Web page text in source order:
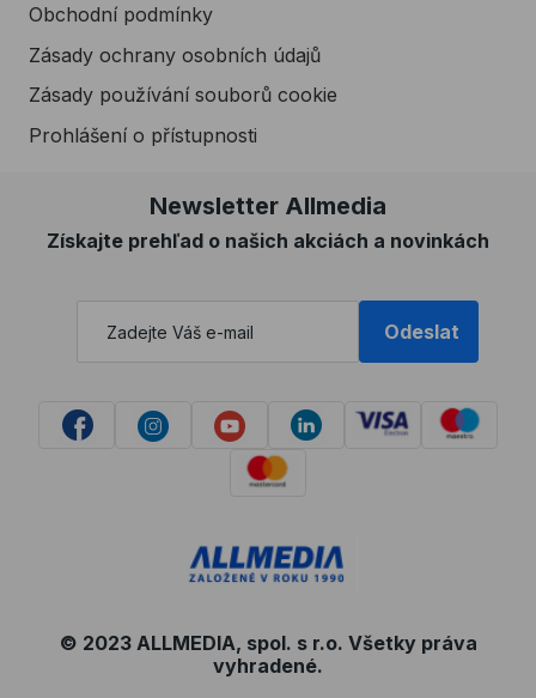
Obchodní podmínky
Zásady ochrany osobních údajů
Zásady používání souborů cookie
Prohlášení o přístupnosti
Newsletter Allmedia
Získajte prehľad o našich akciách a novinkách
Odeslat
© 2023 ALLMEDIA, spol. s r.o. Všetky práva
vyhradené.